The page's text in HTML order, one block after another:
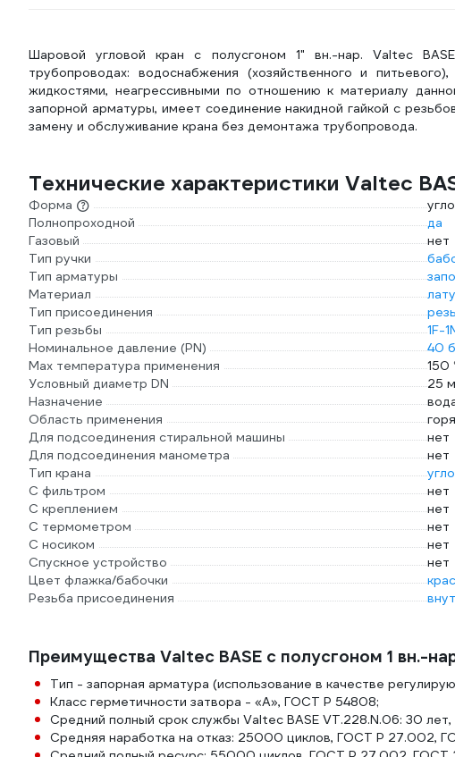
Шаровой угловой кран с полусгоном 1" вн.-нар. Valtec
трубопроводах: водоснабжения (хозяйственного и
жидкостями, неагрессивными по отношению к материалу
запорной арматуры, имеет соединение накидной гайкой с
замену и обслуживание крана без демонтажа трубопровода.
Технические характеристики Valtec
Форма
Полнопроходной
да
Газовый
нет
Тип ручки
Тип арматуры
Материал
Тип присоединения
Тип резьбы
1F-
Номинальное давление (PN)
40
Max температура применения
150
Условный диаметр DN
25
Назначение
Область применения
Для подсоединения стиральной машины
нет
Для подсоединения манометра
нет
Тип крана
С фильтром
нет
С креплением
нет
С термометром
нет
С носиком
нет
Спускное устройство
нет
Цвет флажка/бабочки
Резьба присоединения
Преимущества Valtec BASE с полусгоном 1 вн.-
Тип - запорная арматура (использование в качестве
Класс герметичности затвора - «А», ГОСТ Р 54808;
Средний полный срок службы Valtec BASE VT.228.N.06: 30
Средняя наработка на отказ: 25000 циклов, ГОСТ Р 27.002,